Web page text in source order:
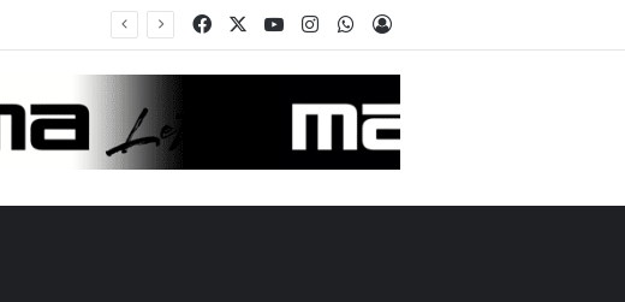
FacebookYou TubeInstagramWhatsApp
Accedi